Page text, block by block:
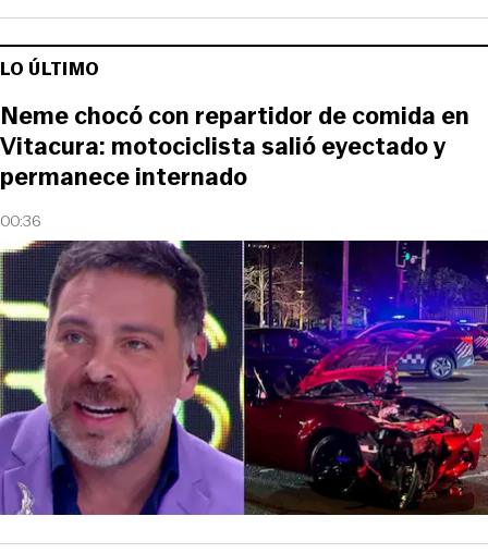
LO ÚLTIMO
00:36
Neme chocó con repartidor de comida en
Vitacura: motociclista salió eyectado y
permanece internado